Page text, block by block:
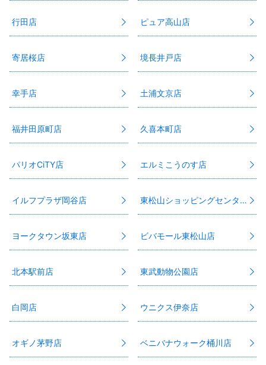
行田店 ピュア高山店
寄居桜店 境長井戸店
幸手店 土浦文京店
福井田原町店 久喜本町店
パリオCiTY店 エルミこうのす店
イルフプラザ岡谷店 東松山ショッピングセンター店
ヨークタウン坂東店 ビバモール東松山店
北本駅前店 東武動物公園店
白岡店 ウニクス伊奈店
オギノ茅野店 ベニバナウォーク桶川店